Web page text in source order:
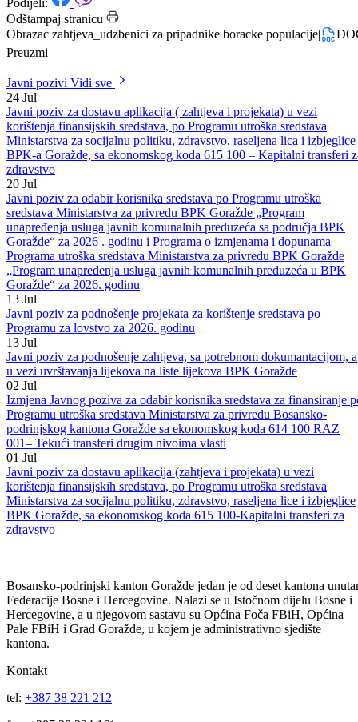
Datum: 16.08.2019.
Podijeli:
Obrazac zahtjeva_udzbenici za pripadnike boracke populacije
Preuzmi
Javni poziviVidi sve
24 Jul
Javni poziv za dostavu aplikacija ( zahtjeva i projekata) u vezi
korištenja finansijskih sredstava, po Programu utroška sredstava
Ministarstva za socijalnu politiku, zdravstvo, raseljena lica i izbjeglice
BPK-a Goražde, sa ekonomskog koda 615 100 – Kapitalni transferi
zdravstvo
20 Jul
Javni poziv za odabir korisnika sredstava po Programu utroška
sredstava Ministarstva za privredu BPK Goražde „Program
unapređenja usluga javnih komunalnih preduzeća sa područja BPK
Goražde“ za 2026 . godinu i Programa o izmjenama i dopunama
Programa utroška sredstava Ministarstva za privredu BPK Goražde
„Program unapređenja usluga javnih komunalnih preduzeća u BPK
Goražde“ za 2026. godinu
13 Jul
Javni poziv za podnošenje projekata za korištenje sredstava po
Programu za lovstvo za 2026. godinu
13 Jul
Javni poziv za podnošenje zahtjeva, sa potrebnom dokumantacijom, a
u vezi uvrštavanja lijekova na liste lijekova BPK Goražde
02 Jul
Izmjena Javnog poziva za odabir korisnika sredstava za finansiranje
Programu utroška sredstava Ministarstva za privredu Bosansko-
podrinjskog kantona Goražde sa ekonomskog koda 614 100 RAZ
001– Tekući transferi drugim nivoima vlasti
01 Jul
Javni poziv za dostavu aplikacija (zahtjeva i projekata) u vezi
korištenja finansijskih sredstava, po Programu utroška sredstava